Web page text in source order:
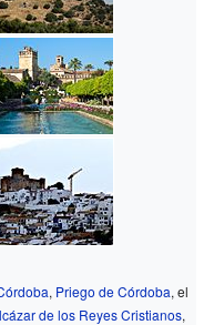
, Priego de Córdoba, el
de los Reyes Cristianos,